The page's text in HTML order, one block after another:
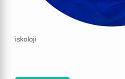
iskoloji